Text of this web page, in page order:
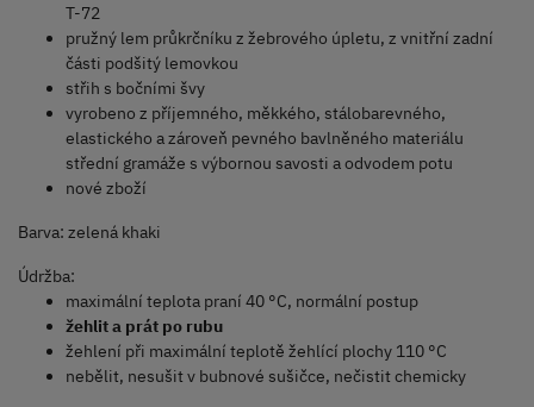
T-72
pružný lem průkrčníku z žebrového úpletu, z vnitřní zadní
části podšitý lemovkou
střih s bočními švy
vyrobeno z příjemného, měkkého, stálobarevného,
elastického a zároveň pevného bavlněného materiálu
střední gramáže s výbornou savosti a odvodem potu
nové zboží
Barva: zelená khaki
Údržba:
maximální teplota praní 40 °C, normální postup
žehlit a prát po rubu
žehlení při maximální teplotě žehlící plochy 110 °C
nebělit, nesušit v bubnové sušičce, nečistit chemicky